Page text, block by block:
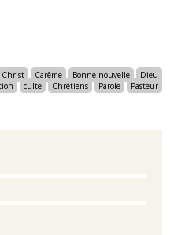
Christ Carême Bonne nouvelle
Dieu
culte Chrétiens Parole Pasteur